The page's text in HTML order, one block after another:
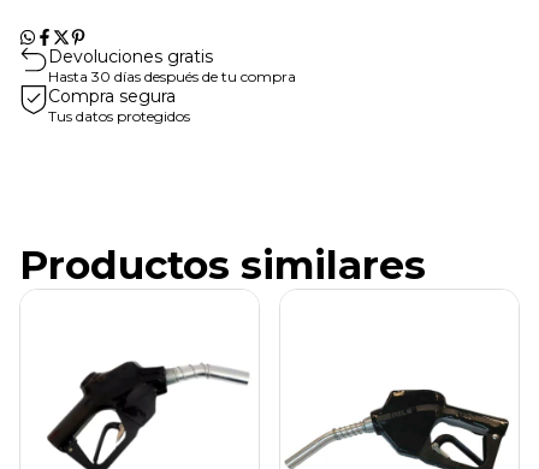
Devoluciones gratis
Hasta 30 días después de tu compra
Compra segura
Tus datos protegidos
Productos similares